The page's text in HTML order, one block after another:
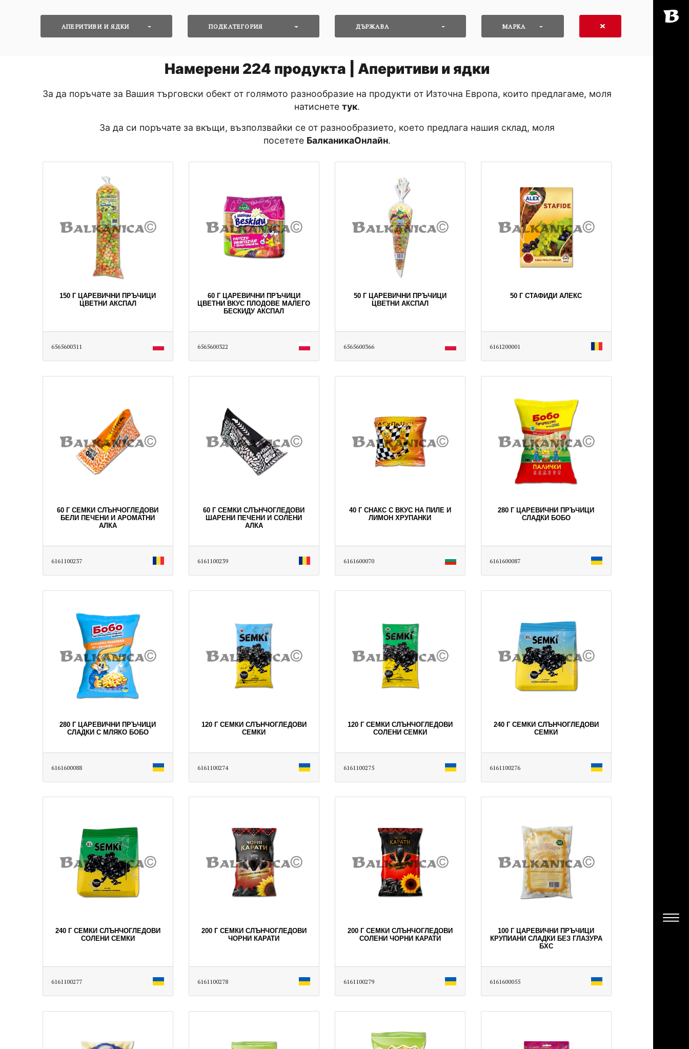
АПЕРИТИВИ И ЯДКИ ПОДКАТЕГОРИЯ ДЪРЖАВА МАРКА
Намерени 224 продукта | Аперитиви и ядки
За да поръчате за Вашия търговски обект от голямото разнообразие на продукти от Източна Европа, които предлагаме, моля
натиснете тук․
За да си поръчате за вкъщи, възползвайки се от разнообразието, което предлага нашия склад, моля
посетете БалканикаОнлайн․
150 Г ЦАРЕВИЧНИ ПРЪЧИЦИ
ЦВЕТНИ АКСПАЛ
6565600311
60 Г ЦАРЕВИЧНИ ПРЪЧИЦИ
ЦВЕТНИ ВКУС ПЛОДОВЕ МАЛЕГО
БЕСКИДУ АКСПАЛ
6565600322
50 Г ЦАРЕВИЧНИ ПРЪЧИЦИ
ЦВЕТНИ АКСПАЛ
6565600366
50 Г СТАФИДИ АЛЕКС
6161200001
60 Г СЕМКИ СЛЪНЧОГЛЕДОВИ
БЕЛИ ПЕЧЕНИ И АРОМАТНИ
АЛКА
6161100237
60 Г СЕМКИ СЛЪНЧОГЛЕДОВИ
ШАРЕНИ ПЕЧЕНИ И СОЛЕНИ
АЛКА
6161100239
40 Г СНАКС С ВКУС НА ПИЛЕ И
ЛИМОН ХРУПАНКИ
6161600070
280 Г ЦАРЕВИЧНИ ПРЪЧИЦИ
СЛАДКИ БОБО
6161600087
280 Г ЦАРЕВИЧНИ ПРЪЧИЦИ
СЛАДКИ С МЛЯКО БОБО
6161600088
120 Г СЕМКИ СЛЪНЧОГЛЕДОВИ
СЕМКИ
6161100274
120 Г СЕМКИ СЛЪНЧОГЛЕДОВИ
СОЛЕНИ СЕМКИ
6161100275
240 Г СЕМКИ СЛЪНЧОГЛЕДОВИ
СЕМКИ
6161100276
240 Г СЕМКИ СЛЪНЧОГЛЕДОВИ
СОЛЕНИ СЕМКИ
6161100277
200 Г СЕМКИ СЛЪНЧОГЛЕДОВИ
ЧОРНИ КАРАТИ
6161100278
200 Г СЕМКИ СЛЪНЧОГЛЕДОВИ
СОЛЕНИ ЧОРНИ КАРАТИ
6161100279
100 Г ЦАРЕВИЧНИ ПРЪЧИЦИ
КРУПИАНИ СЛАДКИ БЕЗ ГЛАЗУРА
БХС
6161600055